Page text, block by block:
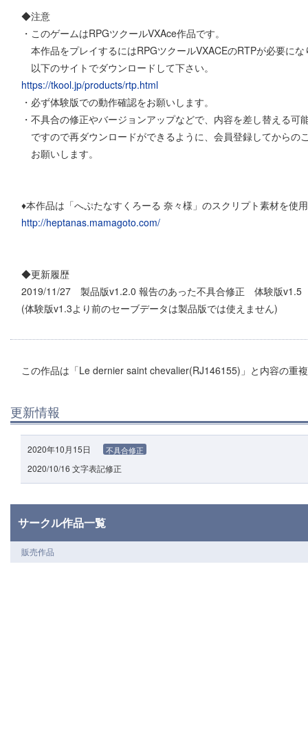
◆注意
・このゲームはRPGツクールVXAce作品です。
本作品をプレイするにはRPGツクールVXACEのRTPが必要にな
以下のサイトでダウンロードして下さい。
https://tkool.jp/products/rtp.html
・必ず体験版での動作確認をお願いします。
・不具合の修正やバージョンアップなどで、内容を差し替える可
ですので再ダウンロードができるように、会員登録してからの
お願いします。
♦本作品は「へぷたなすくろーる 奈々様」のスクリプト素材を使
http://heptanas.mamagoto.com/
◆更新履歴
2019/11/27 製品版v1.2.0 報告のあった不具合修正 体験版v1.5
(体験版v1.3より前のセーブデータは製品版では使えません)
この作品は「Le dernier saint chevalier(RJ146155)」と内容の重
更新情報
2020年10月15日 不具合修正
2020/10/16 文字表記修正
サークル作品一覧
販売作品